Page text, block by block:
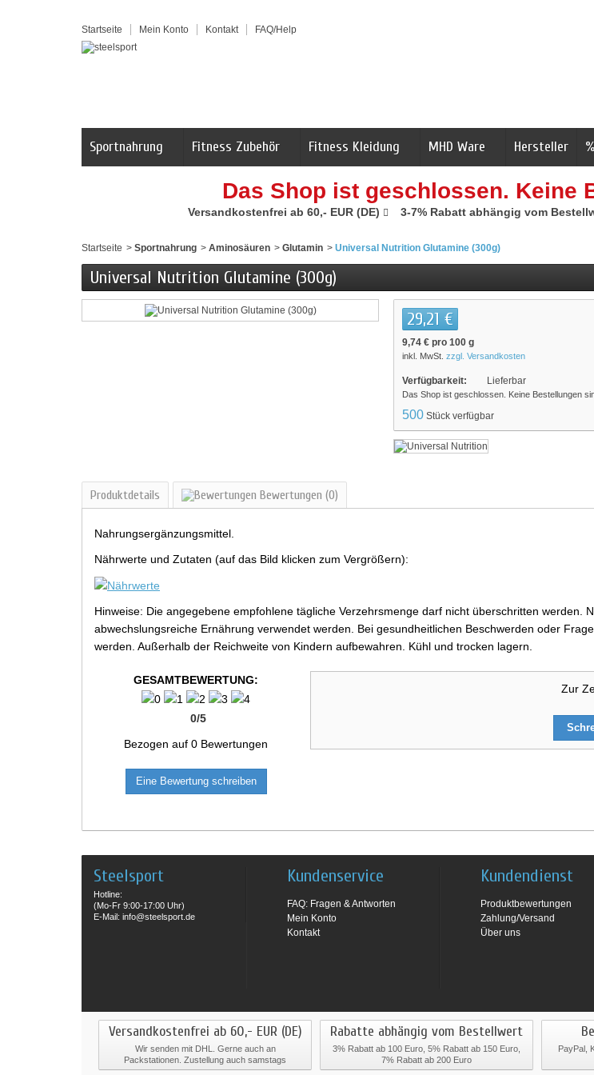
Startseite Mein Konto Kontakt FAQ/Help
Sportnahrung Fitness Zubehör Fitness Kleidung MHD Ware Hersteller
Das Shop ist geschlossen. Keine
Versandkostenfrei ab 60,- EUR (DE) 3-7% Rabatt abhängig vom
Startseite > Sportnahrung > Aminosäuren > Glutamin > Universal Nutrition Glutamine (300g)
Universal Nutrition Glutamine (300g)
29,21 €
9,74 € pro 100 g
inkl. MwSt. zzgl. Versandkosten
Verfügbarkeit: Lieferbar
Das Shop ist geschlossen. Keine Bestellungen
500 Stück verfügbar
Produktdetails Bewertungen (0)
Nahrungsergänzungsmittel.
Nährwerte und Zutaten (auf das Bild klicken zum Vergrößern):
Hinweise: Die angegebene empfohlene tägliche Verzehrsmenge darf nicht überschritten
abwechslungsreiche Ernährung verwendet werden. Bei gesundheitlichen Beschwerden oder
werden. Außerhalb der Reichweite von Kindern aufbewahren. Kühl und trocken lagern.
GESAMTBEWERTUNG:
0/5
Bezogen auf0 Bewertungen
Eine Bewertung schreiben
Zur
Steelsport
Hotline:
(Mo-Fr 9:00-17:00 Uhr)
E-Mail: info@steelsport.de
Kundenservice
FAQ: Fragen & Antworten
Mein Konto
Kontakt
Kundendienst
Produktbewertungen
Zahlung/Versand
Über uns
Versandkostenfrei ab 60,- EUR (DE)
Wir senden mit DHL. Gerne auch an
Packstationen. Zustellung auch samstags
Rabatte abhängig vom Bestellwert
3% Rabatt ab 100 Euro, 5% Rabatt ab 150 Euro,
7% Rabatt ab 200 Euro
PayPal,